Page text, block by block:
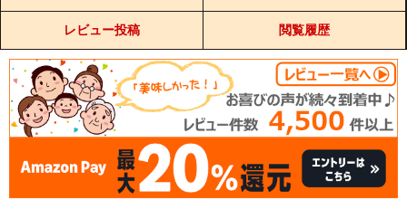
レビュー投稿 閲覧履歴